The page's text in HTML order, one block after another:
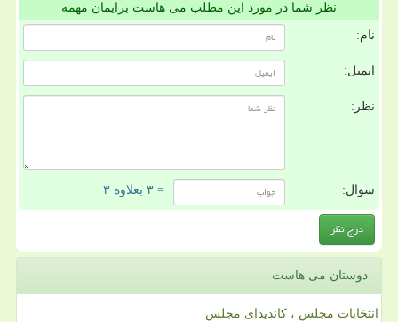
نظر شما در مورد این مطلب می هاست برایمان مهمه
نام:
ایمیل:
نظر:
سوال: = ۳ بعلاوه ۳
دوستان می هاست
انتخابات مجلس ، کاندیدای مجلس